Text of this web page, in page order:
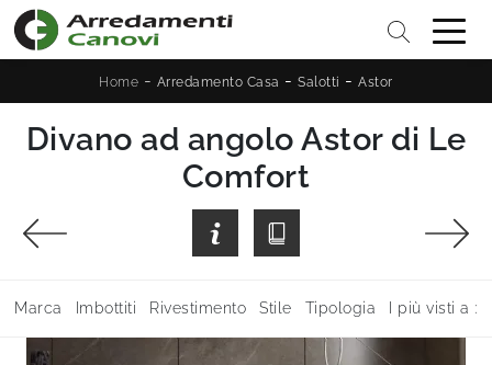
Home - Arredamento Casa -Salotti -Astor
Divano ad angolo Astor di Le
Comfort
Marca Imbottiti Rivestimento Stile Tipologia I più visti a :